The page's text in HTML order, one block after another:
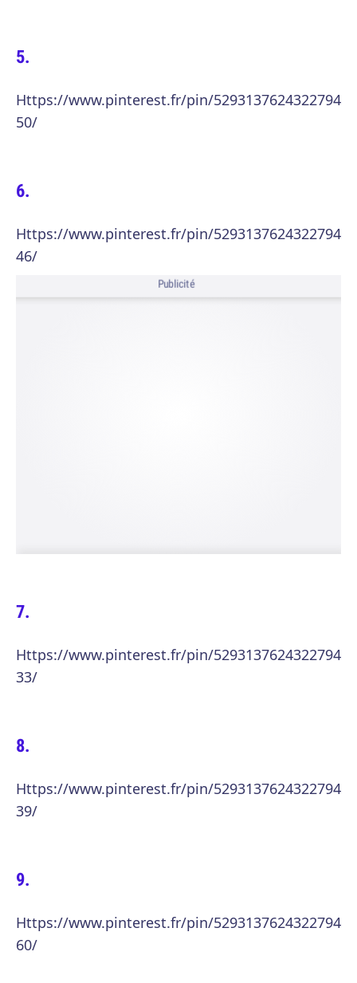
Https://www.pinterest.fr/pin/5293137624322794
50/
Https://www.pinterest.fr/pin/5293137624322794
46/
Publicité
Https://www.pinterest.fr/pin/5293137624322794
33/
Https://www.pinterest.fr/pin/5293137624322794
39/
Https://www.pinterest.fr/pin/5293137624322794
60/